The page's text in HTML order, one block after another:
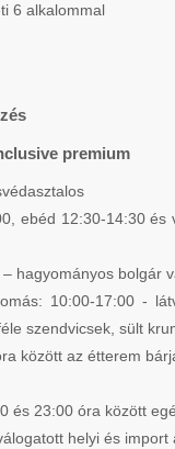
6 alkalommal
premium
ebéd 12:30-14:30 és
hagyományos bolgár
10:00-17:00 -
szendvicsek, sült
között az étterem
és 23:00 óra között
helyi és